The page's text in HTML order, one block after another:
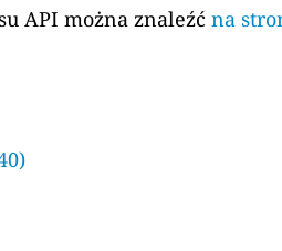
API można znaleźć na